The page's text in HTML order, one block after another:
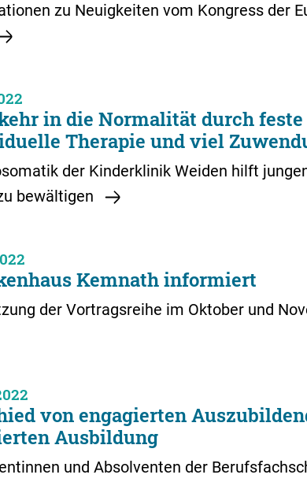
zu Neuigkeiten vom Kongress der
in die Normalität durch
Therapie und viel
der Kinderklinik Weiden hilft
bewältigen
Kemnath informiert
der Vortragsreihe im Oktober und
von engagierten
Ausbildung
und Absolventen der